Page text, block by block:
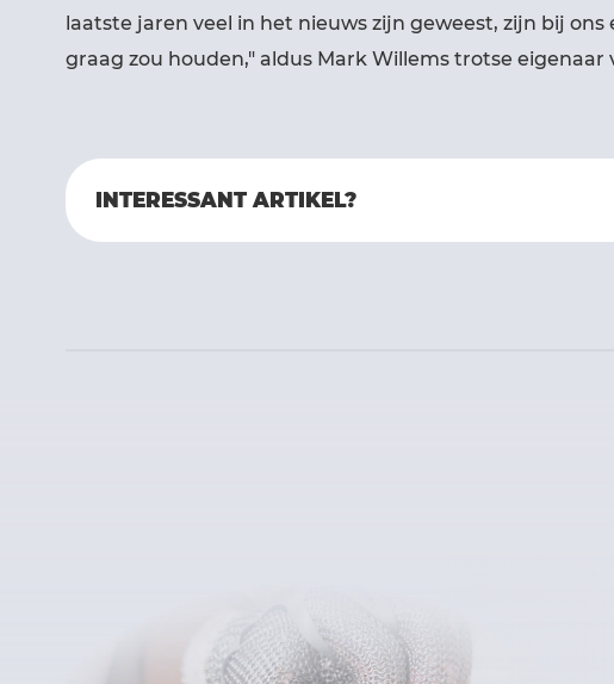
laatste jaren veel in het nieuws zijn geweest, zijn bij
graag zou houden," aldus Mark Willems trotse eigenaar
INTERESSANT ARTIKEL?